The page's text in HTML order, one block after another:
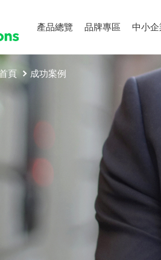
產品總覽 品牌專區 中小
頁 成功案例